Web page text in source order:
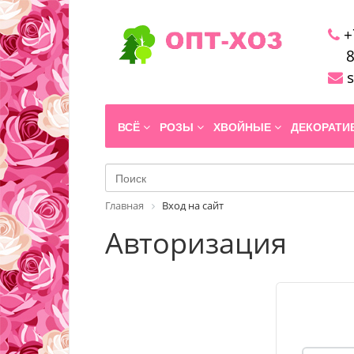
ВСЁ РОЗЫ ХВОЙНЫЕ
Главная Вход на сайт
Авторизация